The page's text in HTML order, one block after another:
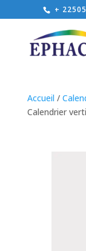
+
Accueil /
Calendrier